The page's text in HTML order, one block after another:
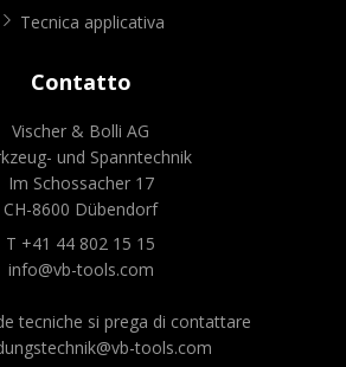
Tecnica applicativa
Contatto
Vischer & Bolli AG
und Spanntechnik
Im Schossacher 17
CH-8600 Dübendorf
T +41 44 802 15 15
info@vb-tools.com
tecniche si prega di contattare
tools.com